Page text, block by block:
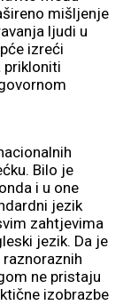
mišljenje
ljudi u
izreći
prikloniti
Bilo je
i u one
jezik
zahtjevima
jezik. Da je
ne pristaju
izobrazbe